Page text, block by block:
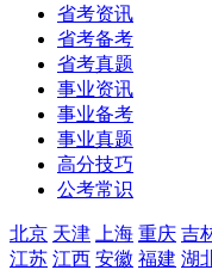
省考资讯
省考备考
省考真题
事业资讯
事业备考
事业真题
高分技巧
公考常识
北京 天津 上海 重庆 吉
江苏 江西 安徽 福建 湖